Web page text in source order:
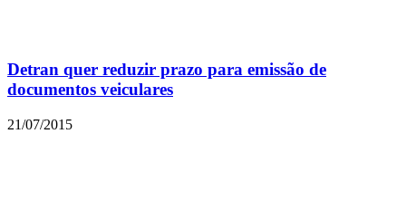
Detran quer reduzir prazo para emissão de
documentos veiculares
21/07/2015